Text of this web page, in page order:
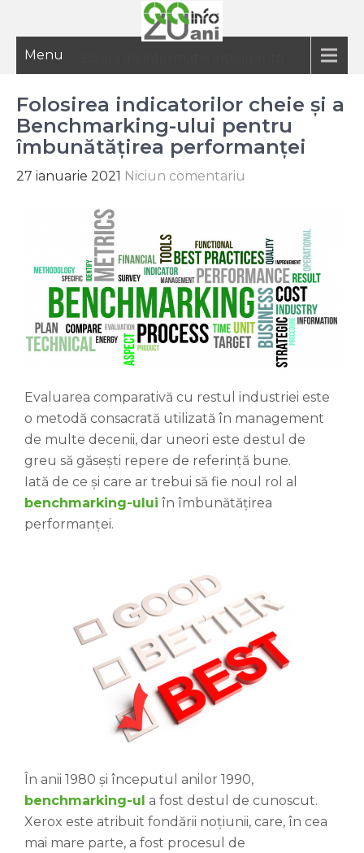
Menu
Folosirea indicatorilor cheie și a
Benchmarking-ului pentru
îmbunătățirea performanței
27 ianuarie 2021 Niciun comentariu
Evaluarea comparativă cu restul industriei este
o metodă consacrată utilizată în management
de multe decenii, dar uneori este destul de
greu să găsești repere de referință bune.
Iată de ce și care ar trebui să fie noul rol al
benchmarking-ului în îmbunătățirea
performanței.
În anii 1980 și începutul anilor 1990,
benchmarking-ul a fost destul de cunoscut.
Xerox este atribuit fondării noțiunii, care, în cea
mai mare parte, a fost procesul de